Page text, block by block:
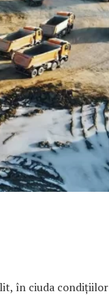
în ciuda condițiilor